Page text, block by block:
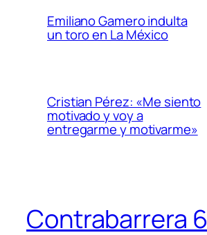
Emiliano Gamero indulta
un toro en La México
Cristian Pérez: «Me siento
motivado y voy a
entregarme y motivarme»
Contrabarrera 6